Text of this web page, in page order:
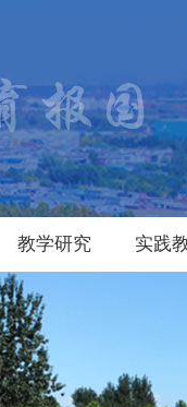
教学研究 实践